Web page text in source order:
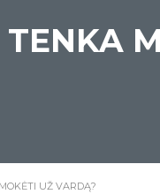
UŽ VARDĄ?